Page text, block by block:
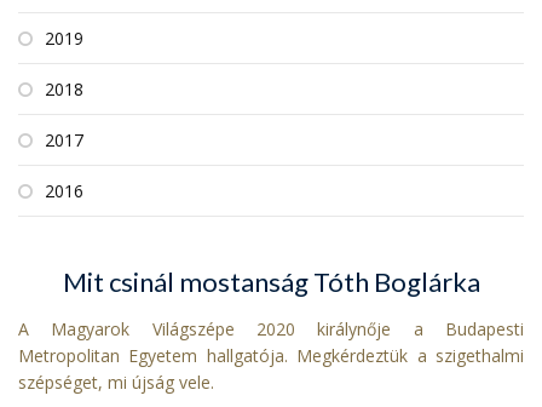
2019
2018
2017
2016
Mit csinál mostanság Tóth Boglárka
A Magyarok Világszépe 2020 királynője a Budapesti
Metropolitan Egyetem hallgatója. Megkérdeztük a szigethalmi
szépséget, mi újság vele.